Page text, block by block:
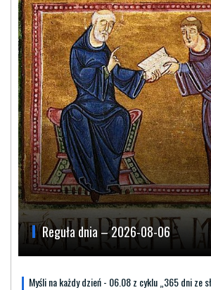
Reguła dnia – 2026-08-06
Myśli na każdy dzień - 06.08 z cyklu „365 dni ze